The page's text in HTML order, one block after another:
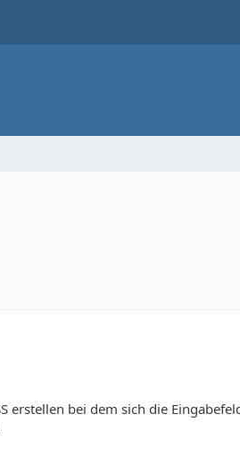
erstellen bei dem sich die